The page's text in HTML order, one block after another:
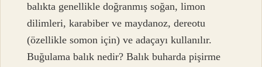
balıkta genellikle doğranmış soğan, limon
dilimleri, karabiber ve maydanoz, dereotu
(özellikle somon için) ve adaçayı kullanılır.
Buğulama balık nedir? Balık buharda pişirme